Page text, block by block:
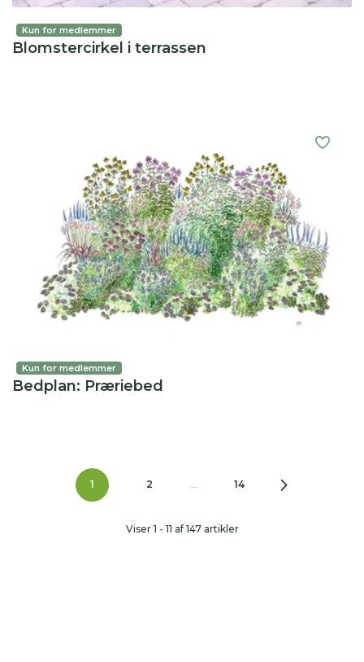
Kun for medlemmer
Blomstercirkel i terrassen
Kun for medlemmer
Bedplan: Præriebed
1 2 ... 14
Viser 1 - 11 af 147 artikler